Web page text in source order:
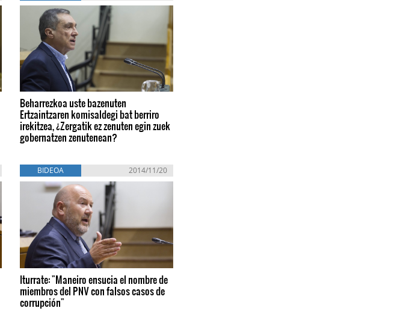
Beharrezkoa uste bazenuten
Ertzaintzaren komisaldegi bat berriro
irekitzea, ¿Zergatik ez zenuten egin zuek
gobernatzen zenutenean?
BIDEOA 2014/11/20
Iturrate: "Maneiro ensucia el nombre de
miembros del PNV con falsos casos de
corrupción"